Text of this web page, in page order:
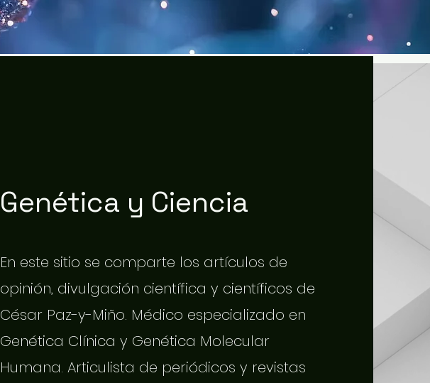
Genética y Ciencia
En este sitio se comparte los artículos de
opinión, divulgación científica y científicos de
César Paz-y-Miño. Médico especializado en
Genética Clínica y Genética Molecular
Humana. Articulista de periódicos y revistas